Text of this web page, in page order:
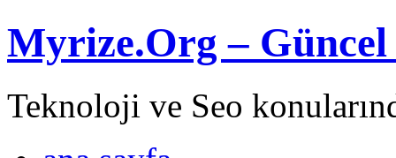
Myrize.Org – Güncel
Teknoloji ve Seo